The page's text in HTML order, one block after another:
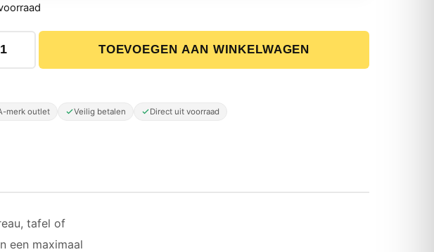
QT-U701 Tafelventilator - 5W - Ø 19,5 cm - Wit aantal
TOEVOEGEN AAN WINKELWAGEN
merk outlet Veilig betalen Direct uit voorraad
tafel of
een maximaal